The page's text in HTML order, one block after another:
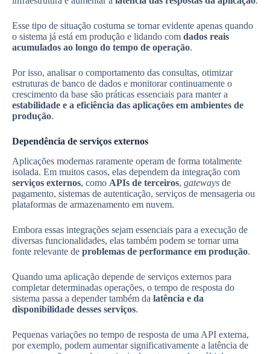
Esse tipo de situação costuma se tornar evidente apenas quando
o sistema já está em produção e lidando com dados reais
acumulados ao longo do tempo de operação.
Por isso, analisar o comportamento das consultas, otimizar
estruturas de banco de dados e monitorar continuamente o
crescimento da base são práticas essenciais para manter a
estabilidade e a eficiência das aplicações em ambientes de
produção.
Dependência de serviços externos
Aplicações modernas raramente operam de forma totalmente
isolada. Em muitos casos, elas dependem da integração com
serviços externos, como APIs de terceiros, gateways de
pagamento, sistemas de autenticação, serviços de mensageria ou
plataformas de armazenamento em nuvem.
Embora essas integrações sejam essenciais para a execução de
diversas funcionalidades, elas também podem se tornar uma
fonte relevante de problemas de performance em produção.
Quando uma aplicação depende de serviços externos para
completar determinadas operações, o tempo de resposta do
sistema passa a depender também da latência e da
disponibilidade desses serviços.
Pequenas variações no tempo de resposta de uma API externa,
por exemplo, podem aumentar significativamente a latência de